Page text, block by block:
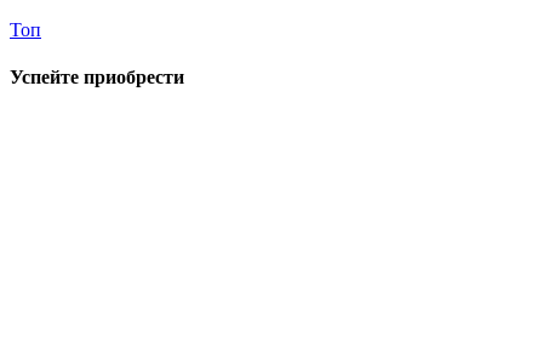
Топ
Успейте приобрести